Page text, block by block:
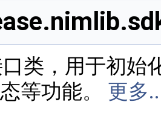
类，用于初始
等功能。 更多